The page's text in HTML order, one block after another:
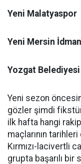
Yeni Malatyaspor
Yeni Mersin
Yozgat
Yeni sezon
gözler şimdi fikstür
ilk hafta hangi
maçlarının
Kırmızı-lacivertli
grupta başarılı bir